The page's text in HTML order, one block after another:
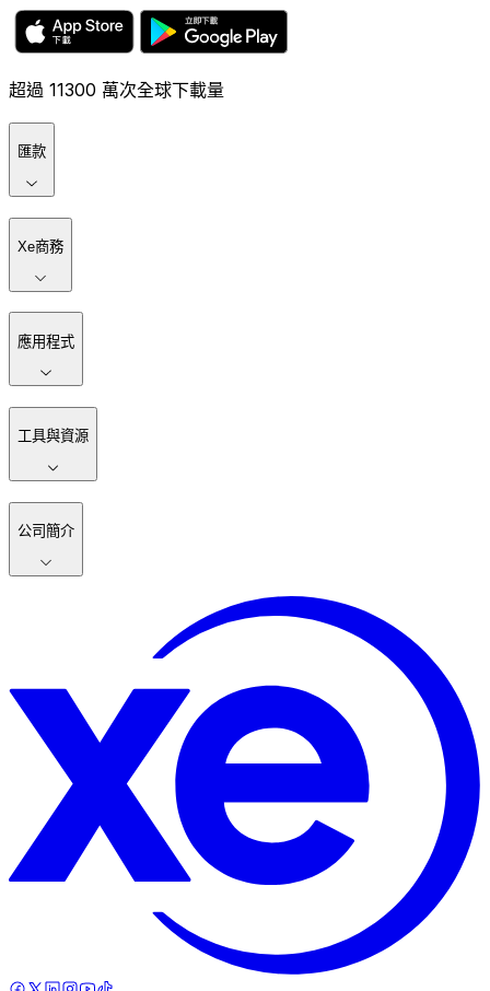
超過 11300 萬次全球下載量
匯款
Xe商務
應用程式
工具與資源
公司簡介